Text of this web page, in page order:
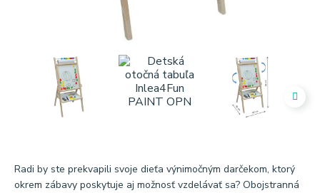
Radi by ste prekvapili svoje dieťa výnimočným darčekom, ktorý
okrem zábavy poskytuje aj možnosť vzdelávať sa? Obojstranná